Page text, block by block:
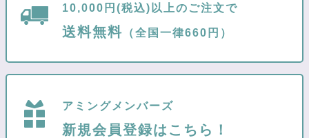
10,000円(税込)以上のご注文で
送料無料 （全国一律660円）
アミングメンバーズ
新規会員登録はこちら！